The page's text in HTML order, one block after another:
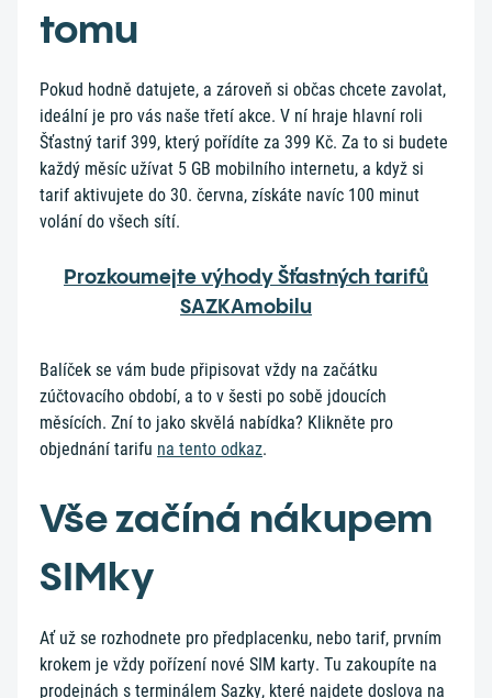
tomu
Pokud hodně datujete, a zároveň si občas chcete zavolat,
ideální je pro vás naše třetí akce. V ní hraje hlavní roli
Šťastný tarif 399, který pořídíte za 399 Kč. Za to si budete
každý měsíc užívat 5 GB mobilního internetu, a když si
tarif aktivujete do 30. června, získáte navíc 100 minut
volání do všech sítí.
Prozkoumejte výhody Šťastných tarifů
SAZKAmobilu
Balíček se vám bude připisovat vždy na začátku
zúčtovacího období, a to v šesti po sobě jdoucích
měsících. Zní to jako skvělá nabídka? Klikněte pro
objednání tarifu na tento odkaz.
Vše začíná nákupem
SIMky
Ať už se rozhodnete pro předplacenku, nebo tarif, prvním
krokem je vždy pořízení nové SIM karty. Tu zakoupíte na
prodejnách s terminálem Sazky, které najdete doslova na